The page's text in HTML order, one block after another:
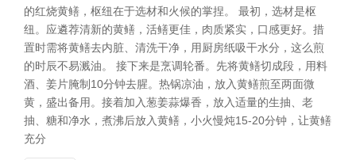
的红烧黄鳝，枢纽在于选材和火候的掌捏。 最初，选材是枢
纽。应遴荐清新的黄鳝，活鳝更佳，肉质紧实，口感更好。措
置时需将黄鳝去内脏、清洗干净，用厨房纸吸干水分，这么煎
的时辰不易溅油。 接下来是烹调轮番。先将黄鳝切成段，用料
酒、姜片腌制10分钟去腥。热锅凉油，放入黄鳝煎至两面微
黄，盛出备用。接着加入葱姜蒜爆香，放入适量的生抽、老
抽、糖和净水，煮沸后放入黄鳝，小火慢炖15-20分钟，让黄鳝
充分